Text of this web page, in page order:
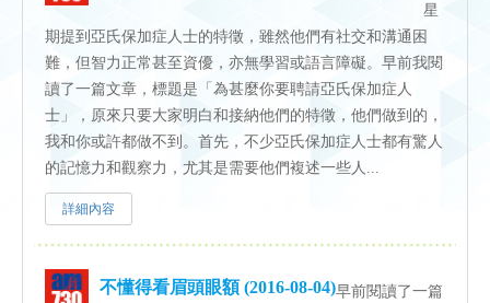
星
期提到亞氏保加症人士的特徵，雖然他們有社交和溝通困
難，但智力正常甚至資優，亦無學習或語言障礙。早前我閱
讀了一篇文章，標題是「為甚麼你要聘請亞氏保加症人
士」，原來只要大家明白和接納他們的特徵，他們做到的，
我和你或許都做不到。首先，不少亞氏保加症人士都有驚人
的記憶力和觀察力，尤其是需要他們複述一些人...
詳細內容
不懂得看眉頭眼額 (2016-08-04)早前閱讀了一篇